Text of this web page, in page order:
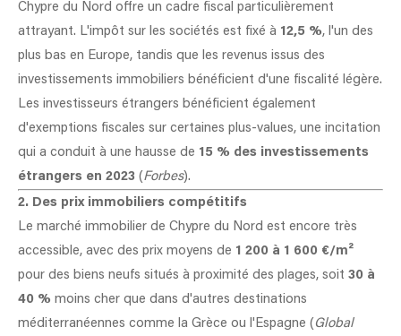
Chypre du Nord offre un cadre fiscal particulièrement
attrayant. L'impôt sur les sociétés est fixé à 12,5 %, l'un des
plus bas en Europe, tandis que les revenus issus des
investissements immobiliers bénéficient d'une fiscalité légère.
Les investisseurs étrangers bénéficient également
d'exemptions fiscales sur certaines plus-values, une incitation
qui a conduit à une hausse de 15 % des investissements
étrangers en 2023 ( Forbes).
2. Des prix immobiliers compétitifs
Le marché immobilier de Chypre du Nord est encore très
accessible, avec des prix moyens de 1 200 à 1 600 €/m²
pour des biens neufs situés à proximité des plages, soit 30 à
40 % moins cher que dans d'autres destinations
méditerranéennes comme la Grèce ou l'Espagne ( Global